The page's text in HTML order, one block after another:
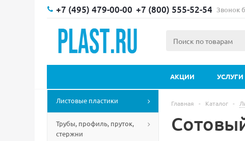
+7 (495) 479-00-00 +7 (800) 555-52-54 Звонок
АКЦИИ УСЛУГИ
Листовые пластики
Трубы, профиль, пруток,
стержни
Главная - Каталог -